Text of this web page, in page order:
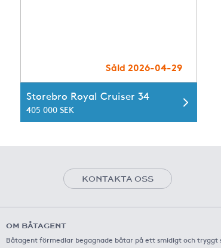
Såld 2026-04-29
Storebro Royal Cruiser 34
405 000 SEK
KONTAKTA OSS
OM BÅTAGENT
Båtagent förmedlar begagnade båtar på ett smidigt och